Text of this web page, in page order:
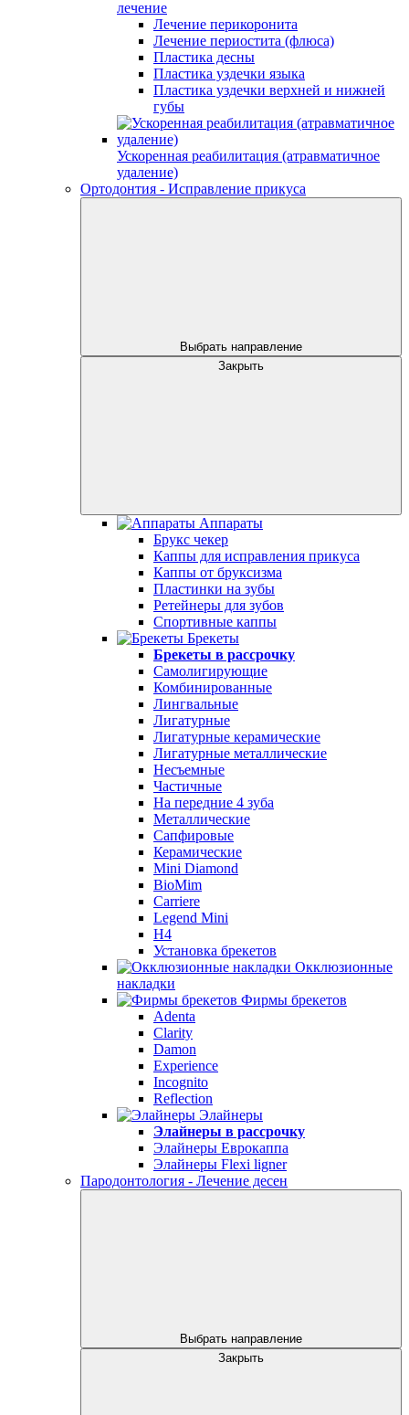
лечение
Лечение перикоронита
Лечение периостита (флюса)
Пластика десны
Пластика уздечки языка
Пластика уздечки верхней и нижней
губы
Ускоренная реабилитация (атравматичное
удаление)
Ортодонтия - Исправление прикуса
Выбрать направление
Закрыть
Аппараты
Брукс чекер
Каппы для исправления прикуса
Каппы от бруксизма
Пластинки на зубы
Ретейнеры для зубов
Спортивные каппы
Брекеты
Брекеты в рассрочку
Самолигирующие
Комбинированные
Лингвальные
Лигатурные
Лигатурные керамические
Лигатурные металлические
Несъемные
Частичные
На передние 4 зуба
Металлические
Сапфировые
Керамические
Mini Diamond
BioMim
Carriere
Legend Mini
H4
Установка брекетов
Окклюзионные
накладки
Фирмы брекетов
Adenta
Clarity
Damon
Experience
Incognito
Reflection
Элайнеры
Элайнеры в рассрочку
Элайнеры Еврокаппа
Элайнеры Flexi ligner
Пародонтология - Лечение десен
Выбрать направление
Закрыть